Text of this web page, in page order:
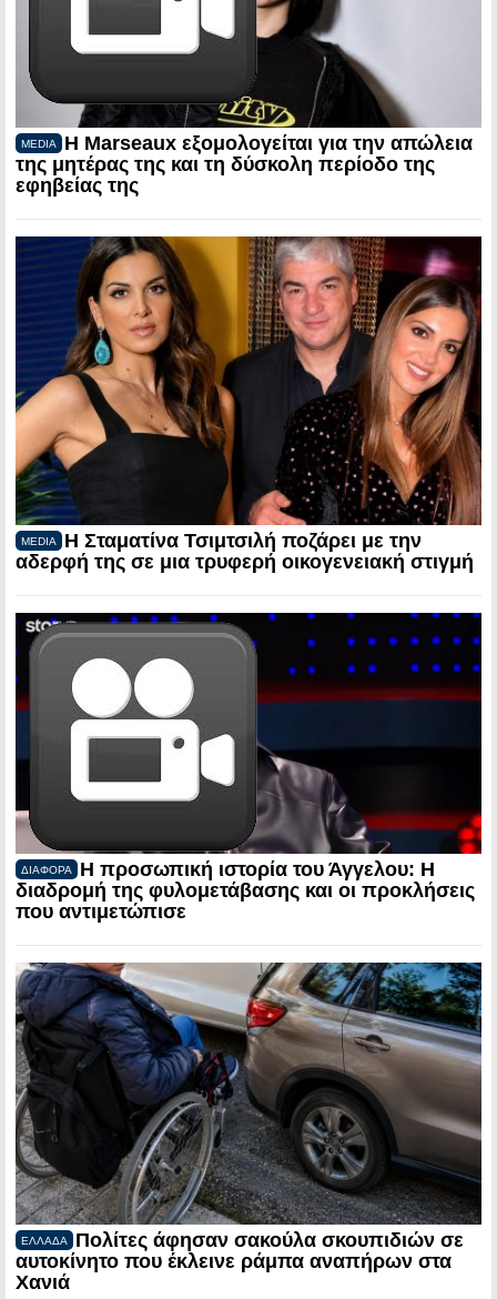
MEDIA
Η Marseaux εξομολογείται για την απώλεια
της μητέρας της και τη δύσκολη περίοδο της
εφηβείας της
MEDIA
Η Σταματίνα Τσιμτσιλή ποζάρει με την
αδερφή της σε μια τρυφερή οικογενειακή στιγμή
ΔΙΑΦΟΡΑ
Η προσωπική ιστορία του Άγγελου: Η
διαδρομή της φυλομετάβασης και οι προκλήσεις
που αντιμετώπισε
ΕΛΛΑΔΑ
Πολίτες άφησαν σακούλα σκουπιδιών σε
αυτοκίνητο που έκλεινε ράμπα αναπήρων στα
Χανιά